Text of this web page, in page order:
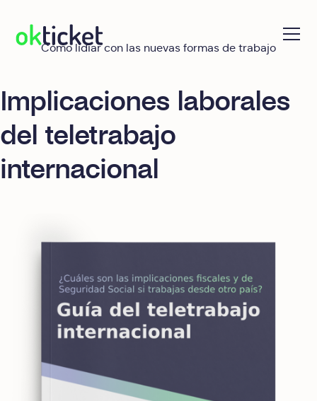
Cómo lidiar con las nuevas formas de trabajo
Implicaciones laborales
del teletrabajo
internacional